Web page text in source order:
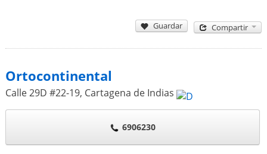
Guardar Compartir
Ortocontinental
Calle 29D #22-19, Cartagena de Indias
6906230